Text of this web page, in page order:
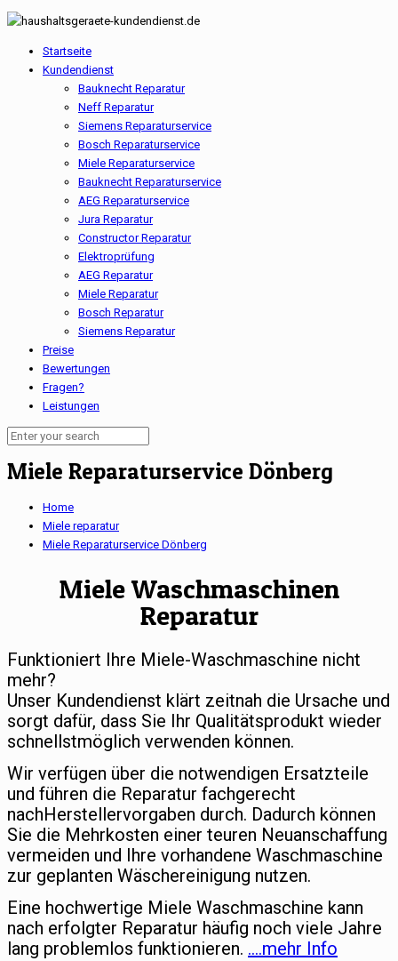
Startseite
Kundendienst
Bauknecht Reparatur
Neff Reparatur
Siemens Reparaturservice
Bosch Reparaturservice
Miele Reparaturservice
Bauknecht Reparaturservice
AEG Reparaturservice
Jura Reparatur
Constructor Reparatur
Elektroprüfung
AEG Reparatur
Miele Reparatur
Bosch Reparatur
Siemens Reparatur
Preise
Bewertungen
Fragen?
Leistungen
Miele Reparaturservice Dönberg
Home
Miele reparatur
Miele Reparaturservice Dönberg
Miele Waschmaschinen
Reparatur
Funktioniert Ihre Miele-Waschmaschine nicht
mehr?
Unser Kundendienst klärt zeitnah die Ursache und
sorgt dafür, dass Sie Ihr Qualitätsprodukt wieder
schnellstmöglich verwenden können.
Wir verfügen über die notwendigen Ersatzteile
und führen die Reparatur fachgerecht
nachHerstellervorgaben durch. Dadurch können
Sie die Mehrkosten einer teuren Neuanschaffung
vermeiden und Ihre vorhandene Waschmaschine
zur geplanten Wäschereinigung nutzen.
Eine hochwertige Miele Waschmaschine kann
nach erfolgter Reparatur häufig noch viele Jahre
lang problemlos funktionieren. ….mehr Info